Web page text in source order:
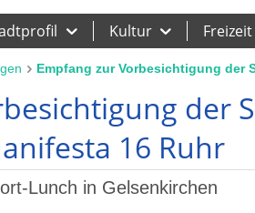
Kultur Freizeit
Empfang zur Vorbesichtigung der
der
16 Ruhr
Lunch in Gelsenkirchen